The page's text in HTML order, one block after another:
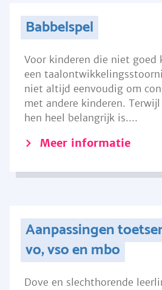
Babbelspel
Voor kinderen die niet goed
een
niet altijd eenvoudig om
met andere kinderen.
hen heel belangrijk is....
Meer informatie
Aanpassingen
vo, vso en mbo
Dove en slechthorende